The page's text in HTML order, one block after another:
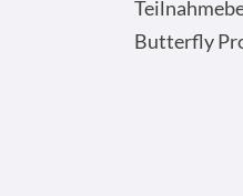
Butterfly